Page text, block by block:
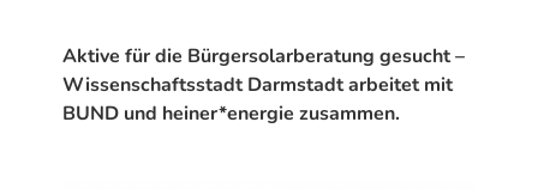
Aktive für die Bürgersolarberatung gesucht –
Wissenschaftsstadt Darmstadt arbeitet mit
BUND und heiner*energie zusammen.